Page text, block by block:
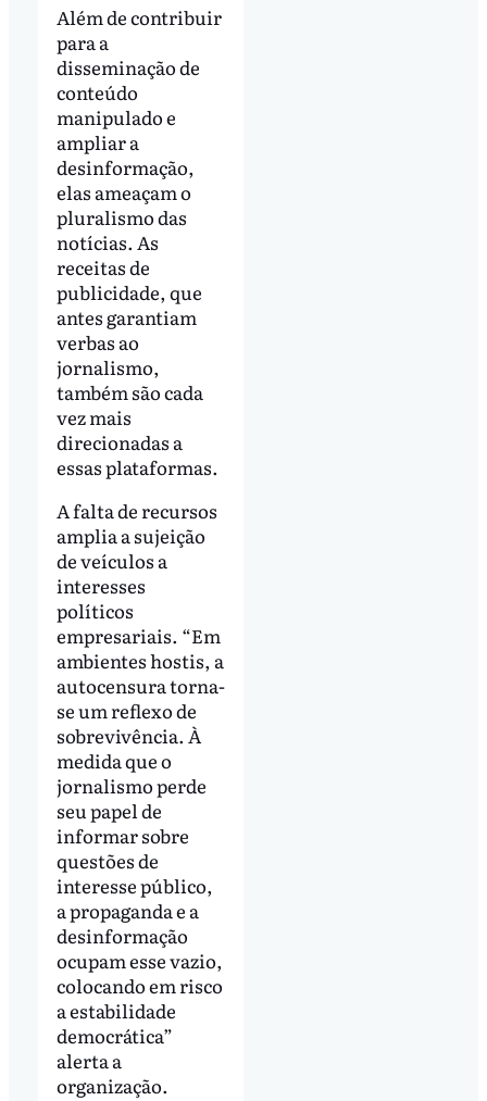
Além de contribuir
para a
disseminação de
conteúdo
manipulado e
ampliar a
desinformação,
elas ameaçam o
pluralismo das
notícias. As
receitas de
publicidade, que
antes garantiam
verbas ao
jornalismo,
também são cada
vez mais
direcionadas a
essas plataformas.
A falta de recursos
amplia a sujeição
de veículos a
interesses
políticos
empresariais. “Em
ambientes hostis, a
autocensura torna-
se um reflexo de
sobrevivência. À
medida que o
jornalismo perde
seu papel de
informar sobre
questões de
interesse público,
a propaganda e a
desinformação
ocupam esse vazio,
colocando em risco
a estabilidade
democrática”
alerta a
organização.